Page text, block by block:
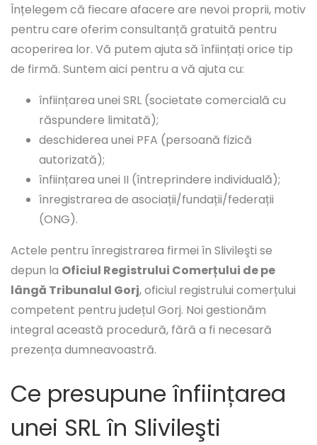
Înțelegem că fiecare afacere are nevoi proprii, motiv
pentru care oferim consultanță gratuită pentru
acoperirea lor. Vă putem ajuta să înființați orice tip
de firmă. Suntem aici pentru a vă ajuta cu:
înființarea unei SRL (societate comercială cu
răspundere limitată);
deschiderea unei PFA (persoană fizică
autorizată);
înființarea unei II (întreprindere individuală);
înregistrarea de asociații/fundații/federații
(ONG).
Actele pentru înregistrarea firmei în Slivileşti se
depun la Oficiul Registrului Comerțului de pe
lângă Tribunalul Gorj, oficiul registrului comerțului
competent pentru județul Gorj. Noi gestionăm
integral această procedură, fără a fi necesară
prezența dumneavoastră.
Ce presupune înființarea
unei SRL în Slivileşti